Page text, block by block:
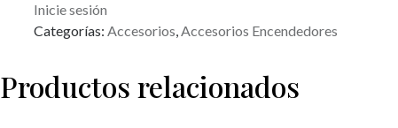
Inicie sesión
Categorías:Accesorios,Accesorios Encendedores
Productos relacionados